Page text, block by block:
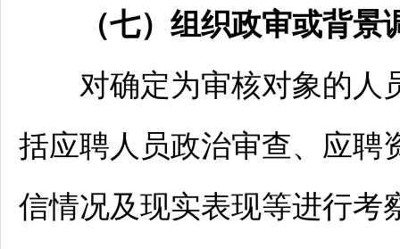
（七） 组织政审或背景
对确定为审核对象的人
括应聘人员政治审查、应聘
信情况及现实表现等进行考